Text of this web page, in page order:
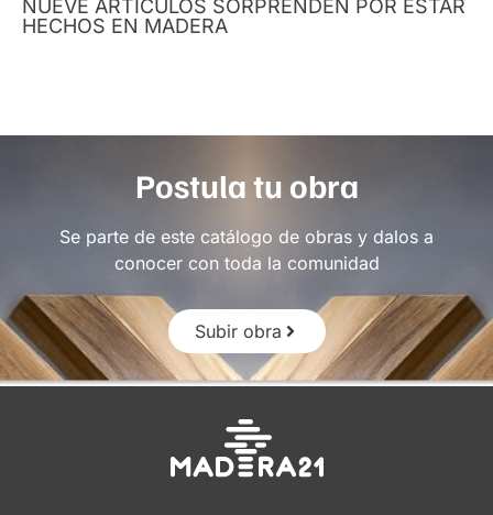
NUEVE ARTÍCULOS SORPRENDEN POR ESTAR
HECHOS EN MADERA
Postula tu obra
Se parte de este catálogo de obras y dalos a
conocer con toda la comunidad
Subir obra